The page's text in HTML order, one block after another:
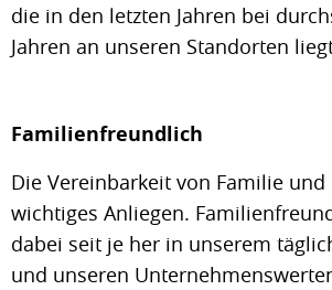
die in den letzten Jahren bei
Jahren an unseren Standorten
Familienfreundlich
Die Vereinbarkeit von Familie
wichtiges Anliegen.
dabei seit je her in unserem
und unseren